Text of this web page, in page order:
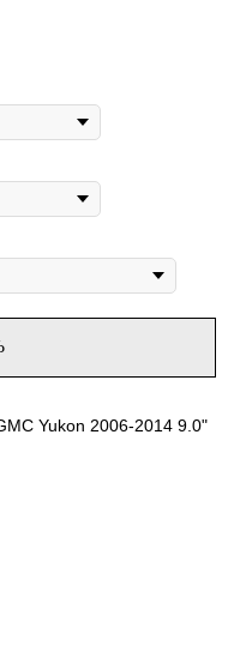
Yukon 2006-2014 9.0"